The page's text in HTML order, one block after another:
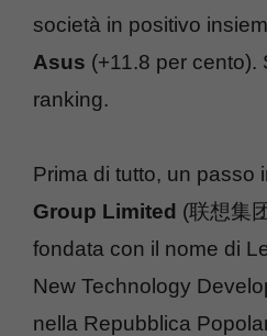
società in positivo
Asus (+11.8 per cento).
ranking.
Prima di tutto, un passo
Group Limited (联想集
fondata con il nome di
New Technology
nella Repubblica